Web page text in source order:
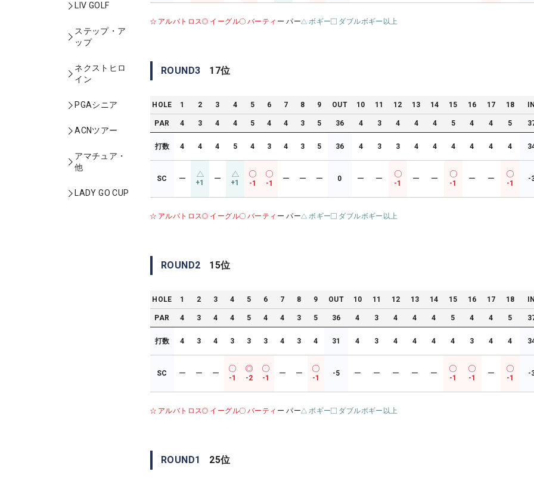
LIV GOLF
ステップ・ア
ップ
ネクストヒロ
イン
PGAシニア
ACNツアー
アマチュア・
他
LADY GO CUP
アルバトロス イーグル バーティ ー パー ボギー ダブルボギー以上
ROUND3 17位
HOLE 1 2 3 4 5 6 7 8 9 OUT 10 11 12 13 14 15 16 17 18
PAR 4 3 4 4 5 4 4 3 5 36 4 3 4 4 4 5 4 4 5
打数 4 4 4 5 4 3 4 3 5 36 4 3 3 4 4 4 4 4 4
SC ー +1 ー +1 -1 -1
ー ー ー 0 ー ー
-1
ー ー
-1
ー ー
-1
-
アルバトロス イーグル バーティ ー パー ボギー ダブルボギー以上
ROUND2 15位
HOLE 1 2 3 4 5 6 7 8 9 OUT 10 11 12 13 14 15 16 17 18
PAR 4 3 4 4 5 4 4 3 5 36 4 3 4 4 4 5 4 4 5
打数 4 3 4 3 3 3 4 3 4 31 4 3 4 4 4 4 3 4 4
SC ー ー ー
-1 -2 -1
ー ー
-1
-5 ー ー ー ー ー
-1 -1
ー
-1
-
アルバトロス イーグル バーティ ー パー ボギー ダブルボギー以上
ROUND1 25位